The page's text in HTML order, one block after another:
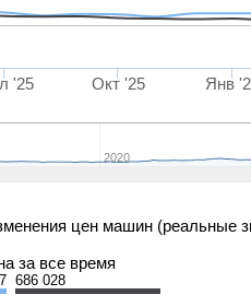
'25 Окт '25 Янв
2020
цен машин (реальные
за все время
686 028